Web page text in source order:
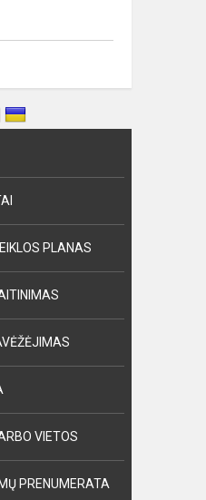
PLANAS
VIETOS
PRENUMERATA